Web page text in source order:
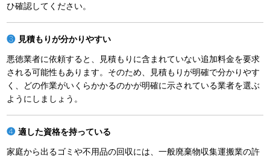
ひ確認してください。
見積もりが分かりやすい
悪徳業者に依頼すると、見積もりに含まれていない追加料金を要求
される可能性もあります。そのため、見積もりが明確で分かりやす
く、どの作業がいくらかかるのかが明確に示されている業者を選ぶ
ようにしましょう。
適した資格を持っている
家庭から出るゴミや不用品の回収には、一般廃棄物収集運搬業の許